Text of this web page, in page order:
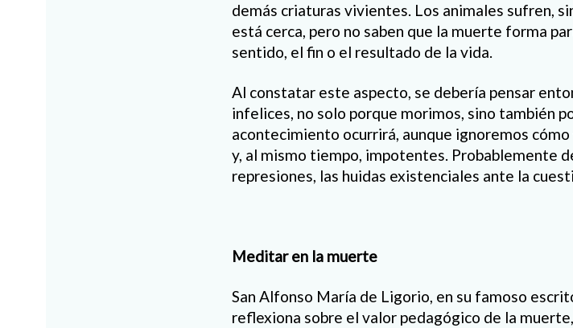
demás criaturas vivientes. Los animales sufren,
está cerca, pero no saben que la muerte forma
sentido, el fin o el resultado de la vida.
Al constatar este aspecto, se debería pensar
infelices, no solo porque morimos, sino también
acontecimiento ocurrirá, aunque ignoremos
y, al mismo tiempo, impotentes. Probablemente
represiones, las huidas existenciales ante la
Meditar en la muerte
San Alfonso María de Ligorio, en su famoso
reflexiona sobre el valor pedagógico de la